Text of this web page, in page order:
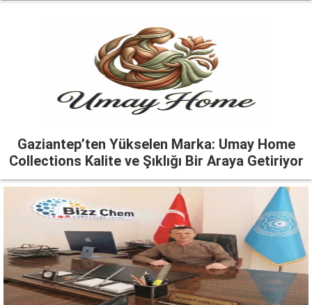
Gaziantep’ten Yükselen Marka: Umay Home
Collections Kalite ve Şıklığı Bir Araya Getiriyor